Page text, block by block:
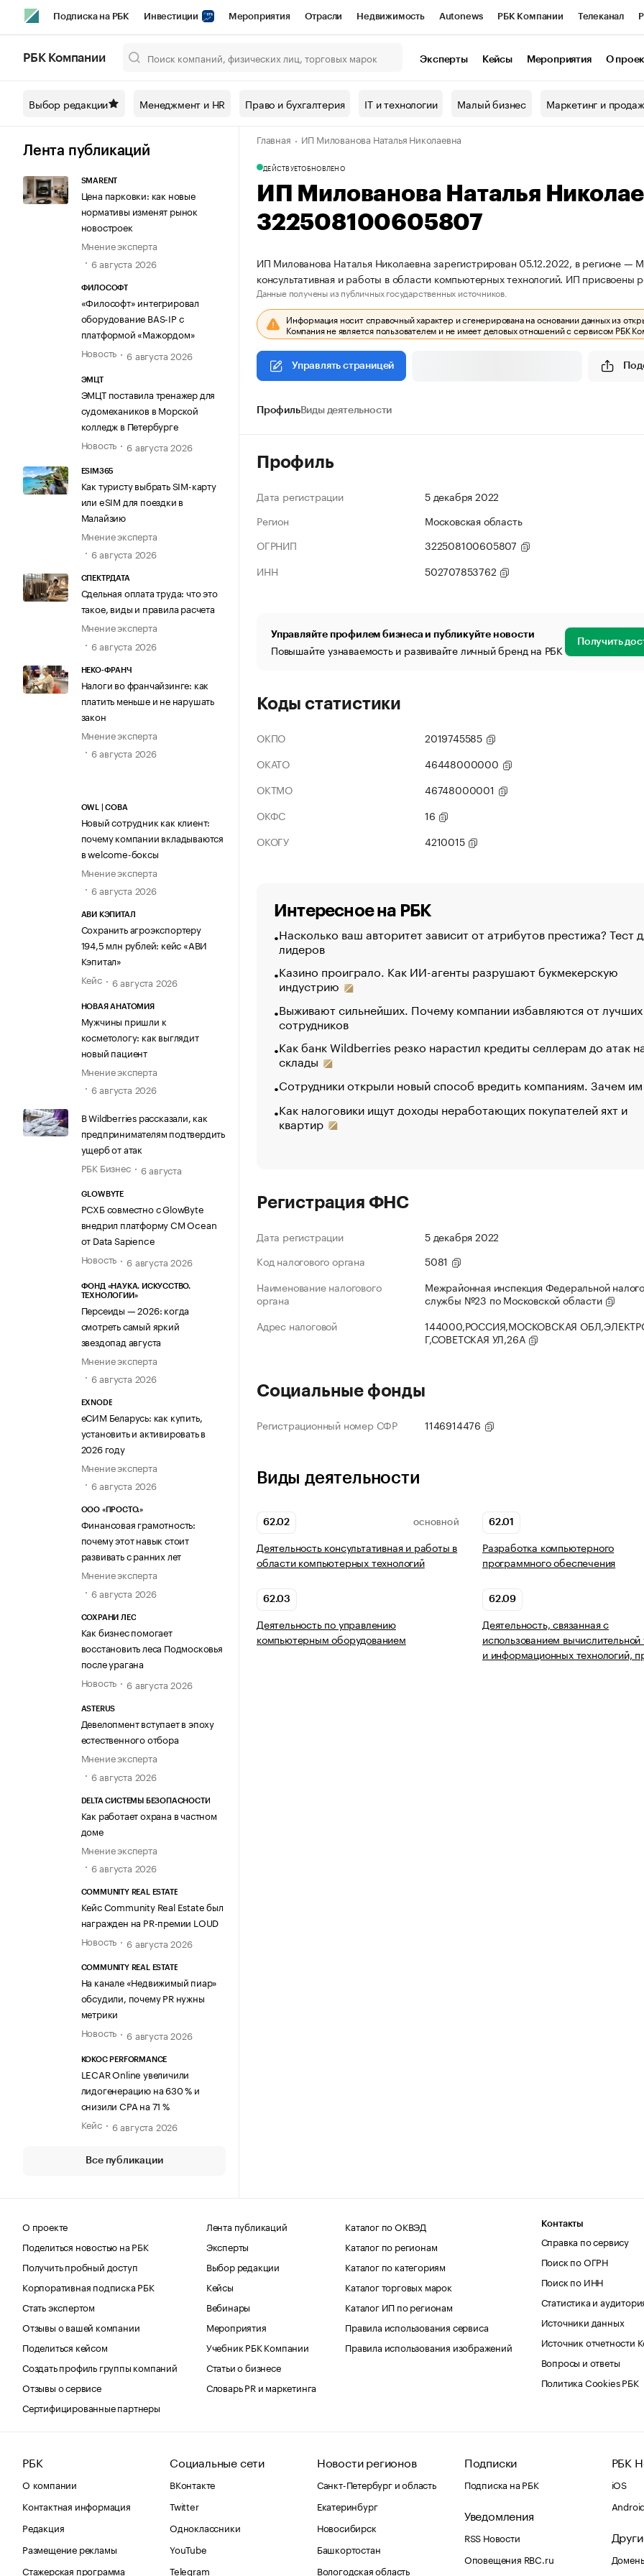
Подписка на РБК Инвестиции Мероприятия Отрасли Недвижимость Autonews РБК Компании Телеканал
Спецпроекты СПб Конференции СПб Спецпроекты Проверка контрагентов
Технологии и медиа Рынок наличной валюты
РБК Компании Эксперты Кейсы Мероприятия О
Выбор редакции Менеджмент и HR Право и бухгалтерия IT и технологии Малый бизнес Маркетинг и
Лента публикаций
SMARENT
Цена парковки: как новые
нормативы изменят рынок
новостроек
Мнение эксперта
6 августа 2026
ФИЛОСОФТ
«Философт» интегрировал
оборудование BAS-IP с
платформой «Мажордом»
Новость
6 августа 2026
ЭМЦТ
ЭМЦТ поставила тренажер для
судомехаников в Морской
колледж в Петербурге
Новость
6 августа 2026
ESIM365
Как туристу выбрать SIM-карту
или eSIM для поездки в
Малайзию
Мнение эксперта
6 августа 2026
СПЕКТРДАТА
Сдельная оплата труда: что это
такое, виды и правила расчета
Мнение эксперта
6 августа 2026
НЕКО-ФРАНЧ
Налоги во франчайзинге: как
платить меньше и не нарушать
закон
Мнение эксперта
6 августа 2026
OWL | СОВА
Новый сотрудник как клиент:
почему компании вкладываются
в welcome-боксы
Мнение эксперта
6 августа 2026
АВИ КЭПИТАЛ
Сохранить агроэкспортеру
194,5 млн рублей: кейс «АВИ
Кэпитал»
Кейс
6 августа 2026
НОВАЯ АНАТОМИЯ
Мужчины пришли к
косметологу: как выглядит
новый пациент
Мнение эксперта
6 августа 2026
В Wildberries рассказали, как
предпринимателям подтвердить
ущерб от атак
РБК Бизнес
6 августа
GLOWBYTE
РСХБ совместно с GlowByte
внедрил платформу CM Ocean
от Data Sapience
Новость
6 августа 2026
ФОНД «НАУКА. ИСКУССТВО.
ТЕХНОЛОГИИ»
Персеиды — 2026: когда
смотреть самый яркий
звездопад августа
Мнение эксперта
6 августа 2026
EXNODE
еСИМ Беларусь: как купить,
установить и активировать в
2026 году
Мнение эксперта
6 августа 2026
ООО «ПРОСТО.»
Финансовая грамотность:
почему этот навык стоит
развивать с ранних лет
Мнение эксперта
6 августа 2026
СОХРАНИ ЛЕС
Как бизнес помогает
восстановить леса Подмосковья
после урагана
Новость
6 августа 2026
ASTERUS
Девелопмент вступает в эпоху
естественного отбора
Мнение эксперта
6 августа 2026
DELTA СИСТЕМЫ БЕЗОПАСНОСТИ
Как работает охрана в частном
доме
Мнение эксперта
6 августа 2026
COMMUNITY REAL ESTATE
Кейс Community Real Estate был
награжден на PR-премии LOUD
Новость
6 августа 2026
COMMUNITY REAL ESTATE
На канале «Недвижимый пиар»
обсудили, почему PR нужны
метрики
Новость
6 августа 2026
KOKOC PERFORMANCE
LECAR Online увеличили
лидогенерацию на 630 % и
снизили CPA на 71 %
Кейс
6 августа 2026
Все публикации
Главная ИП Милованова Наталья Николаевна
ДЕЙСТВУЕТОБНОВЛЕНО
ИП Милованова Наталья
322508100605807
ИП Милованова Наталья Николаевна зарегистрирован 05.12.2022, в регионе —
консультативная и работы в области компьютерных технологий. ИП
Данные получены из публичных государственных источников.
Информация носит справочный характер и сгенерирована на основании данных из
Компания не является пользователем и не имеет деловых отношений с сервисом РБК
Управлять страницей
ПрофильВиды деятельности
Профиль
Дата регистрации
5 декабря 2022
Регион
Московская область
ОГРНИП
322508100605807
ИНН
502707853762
Управляйте профилем бизнеса и публикуйте новости
Повышайте узнаваемость и развивайте личный бренд на РБК Получить
Коды статистики
ОКПО
2019745585
ОКАТО
46448000000
ОКТМО
46748000001
ОКФС
16
ОКОГУ
4210015
Интересное на РБК
Насколько ваш авторитет зависит от атрибутов престижа? Тест
лидеров
Казино проиграло. Как ИИ-агенты разрушают букмекерскую
индустрию
Выживают сильнейших. Почему компании избавляются от лучших
сотрудников
Как банк Wildberries резко нарастил кредиты селлерам до атак
склады
Сотрудники открыли новый способ вредить компаниям. Зачем
Как налоговики ищут доходы неработающих покупателей яхт и
квартир
Регистрация ФНС
Дата регистрации
5 декабря 2022
Код налогового органа
5081
Наименование налогового
органа
Межрайонная инспекция Федеральной
службы №23 по Московской области
Адрес налоговой
144000,РОССИЯ,МОСКОВСКАЯ
Г,СОВЕТСКАЯ УЛ,26А
Социальные фонды
Регистрационный номер СФР 1146914476
Виды деятельности
62.02 ОСНОВНОЙ
Деятельность консультативная и работы в
области компьютерных технологий
62.01
Разработка компьютерного
программного обеспечения
62.03
Деятельность по управлению
компьютерным оборудованием
62.09
Деятельность, связанная с
использованием вычислительной
и информационных технологий,
О проекте
Поделиться новостью на РБК
Получить пробный доступ
Корпоративная подписка РБК
Стать экспертом
Отзывы о вашей компании
Поделиться кейсом
Создать профиль группы компаний
Отзывы о сервисе
Сертифицированные партнеры
Лента публикаций
Эксперты
Выбор редакции
Кейсы
Вебинары
Мероприятия
Учебник РБК Компании
Статьи о бизнесе
Словарь PR и маркетинга
Каталог по ОКВЭД
Каталог по регионам
Каталог по категориям
Каталог торговых марок
Каталог ИП по регионам
Правила использования сервиса
Правила использования изображений
Контакты
Справка по сервису
Поиск по ОГРН
Поиск по ИНН
Статистика и
Источники данных
Источник отчетности
Вопросы и ответы
Политика Cookies РБК
РБК
О компании
Контактная информация
Редакция
Размещение рекламы
Стажерская программа
Социальные сети
ВКонтакте
Twitter
Одноклассники
YouTube
Telegram
Новости регионов
Санкт-Петербург и область
Екатеринбург
Новосибирск
Башкортостан
Вологодская область
Подписки
Подписка на РБК
Уведомления
RSS Новости
Оповещения RBC.ru
РБК
iOS